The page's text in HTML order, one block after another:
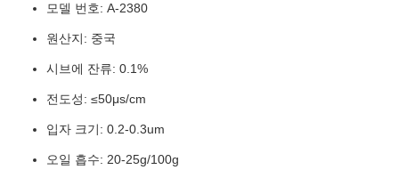
모델 번호: A-2380
원산지: 중국
시브에 잔류: 0.1%
전도성: ≤50μs/cm
입자 크기: 0.2-0.3um
오일 흡수: 20-25g/100g